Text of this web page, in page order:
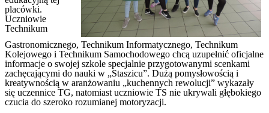
placówki.
Uczniowie
Technikum
Gastronomicznego, Technikum Informatycznego, Technikum
Kolejowego i Technikum Samochodowego chcą uzupełnić oficjalne
informacje o swojej szkole specjalnie przygotowanymi scenkami
zachęcającymi do nauki w „Staszicu”. Dużą pomysłowością i
kreatywnością w aranżowaniu „kuchennych rewolucji” wykazały
się uczennice TG, natomiast uczniowie TS nie ukrywali głębokiego
czucia do szeroko rozumianej motoryzacji.